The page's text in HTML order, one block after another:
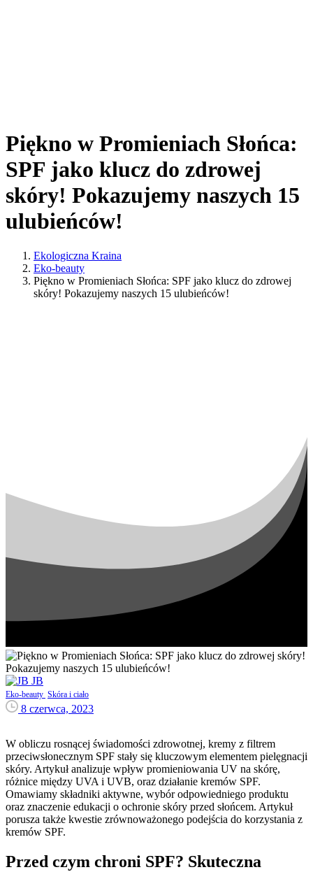
Piękno w Promieniach Słońca:
SPF jako klucz do zdrowej
skóry! Pokazujemy naszych 15
ulubieńców!
Ekologiczna Kraina
Eko-beauty
Piękno w Promieniach Słońca: SPF jako klucz do zdrowej
skóry! Pokazujemy naszych 15 ulubieńców!
JB
Eko-beauty Skóra i ciało
8 czerwca, 2023
W obliczu rosnącej świadomości zdrowotnej, kremy z filtrem
przeciwsłonecznym SPF stały się kluczowym elementem pielęgnacji
skóry. Artykuł analizuje wpływ promieniowania UV na skórę,
różnice między UVA i UVB, oraz działanie kremów SPF.
Omawiamy składniki aktywne, wybór odpowiedniego produktu
oraz znaczenie edukacji o ochronie skóry przed słońcem. Artykuł
porusza także kwestie zrównoważonego podejścia do korzystania z
kremów SPF.
Przed czym chroni SPF? Skuteczna